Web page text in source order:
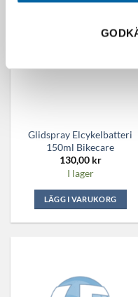
Glidspray Elcykelbatteri
150ml Bikecare
130,00 kr
I lager
LÄGG I VARUKORG